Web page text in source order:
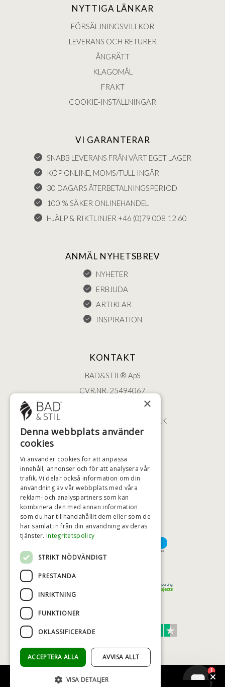
NYTTIGA LÄNKAR
FÖRSÄLJNINGSVILLKOR
LEVERANS OCH RETURER
ÅNGRÄTT
KLAGOMÅL
FRAKT
COOKIE-INSTÄLLNINGAR
VI GARANTERAR
SNABB LEVERANS FRÅN VÅRT EGET LAGER
KÖP ONLINE, MOMS/TULL INGÅR
30 DAGARS ÅTERBETALNINGSPERIOD
100 % SÄKER ONLINEHANDEL
HJÄLP & RIKTLINJER +46 (0)79 008 12 60
ANMÄL NYHETSBREV
NYHETER
ERBJUDA
ARTIKLAR
INSPIRATION
KONTAKT
BAD&STIL® ApS
CVR.NR. 25494067
ØSTERBROGADE 202
2100 KØBENHAVN • DANMARK
+46 (0)79 008 12 60
HÖGSTA KREDITVÄRDIGHET
BETALNINGSALTERNATIV
© COPYRIGHT - BAD&STIL® ApS 2026
×
Denna webbplats använder
cookies
Vi använder cookies för att anpassa
innehåll, annonser och för att analysera vår
trafik. Vi delar också information om din
användning av vår webbplats med våra
reklam- och analyspartners som kan
kombinera den med annan information
som du har tillhandahållit dem eller som de
har samlat in från din användning av deras
tjänster. Integritetspolicy
STRIKT NÖDVÄNDIGT
PRESTANDA
INRIKTNING
FUNKTIONER
OKLASSIFICERADE
ACCEPTERA ALLA AVVISA ALLT
VISA DETALJER
1